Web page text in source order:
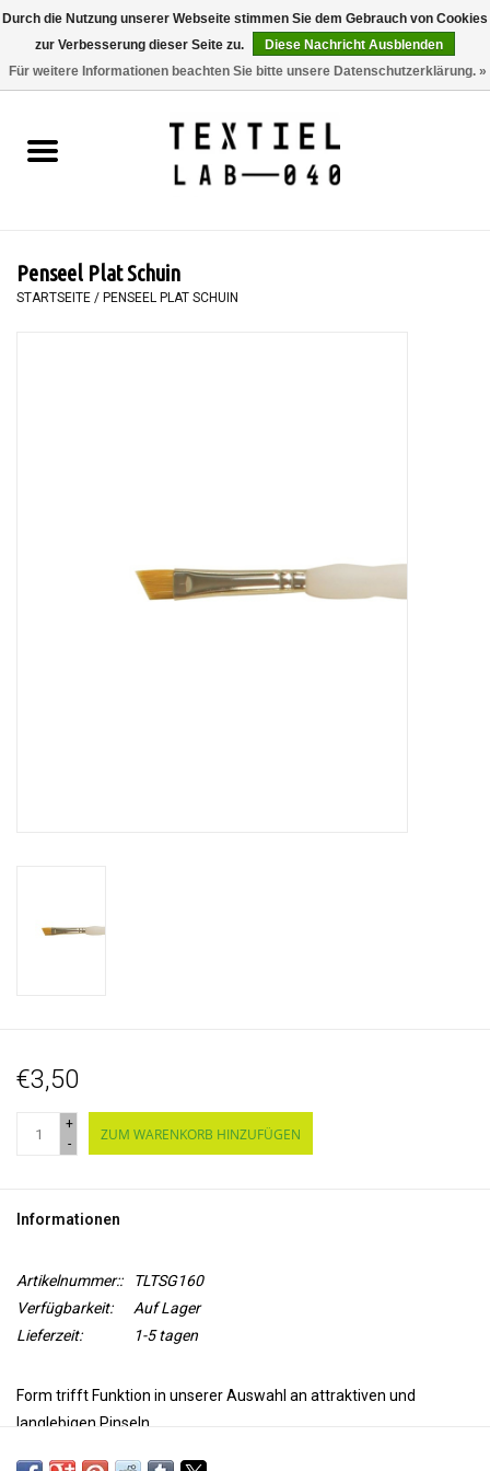
0 Artikel - €0,00
BÜCHER
MALEN
Penseel Plat Schuin
STARTSEITE / PENSEEL PLAT SCHUIN
€3,50
+
-
ZUM WARENKORB HINZUFÜGEN
Informationen
Artikelnummer::
TLTSG160
Verfügbarkeit:
Auf Lager
Lieferzeit:
1-5 tagen
Form trifft Funktion in unserer Auswahl an attraktiven und
langlebigen Pinseln.
Durch die Nutzung unserer Webseite stimmen Sie dem Gebrauch von Cookies
zur Verbesserung dieser Seite zu.
Diese Nachricht Ausblenden
Für weitere Informationen beachten Sie bitte unsere Datenschutzerklärung. »